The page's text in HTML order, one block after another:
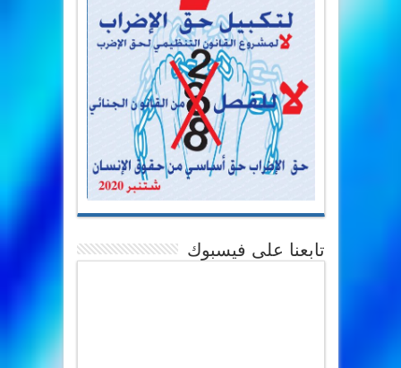
تابعنا على فيسبوك